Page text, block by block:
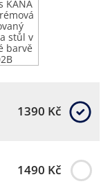
1390 Kč
1490 Kč